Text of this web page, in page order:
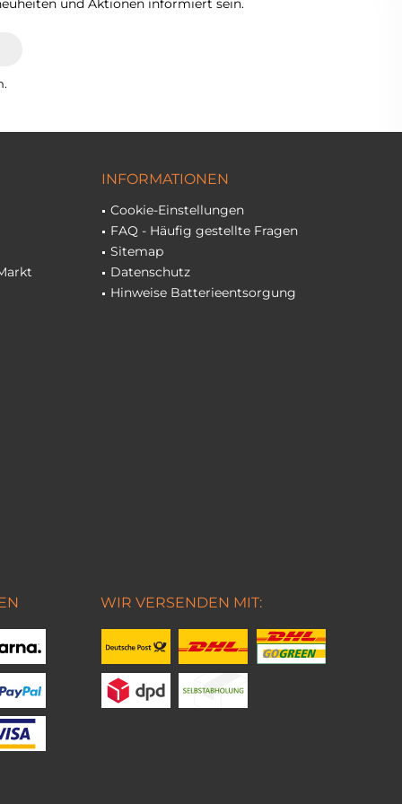
und Aktionen informiert sein.
INFORMATIONEN
Cookie-Einstellungen
FAQ - Häufig gestellte Fragen
Sitemap
Datenschutz
Hinweise Batterieentsorgung
WIR VERSENDEN MIT: